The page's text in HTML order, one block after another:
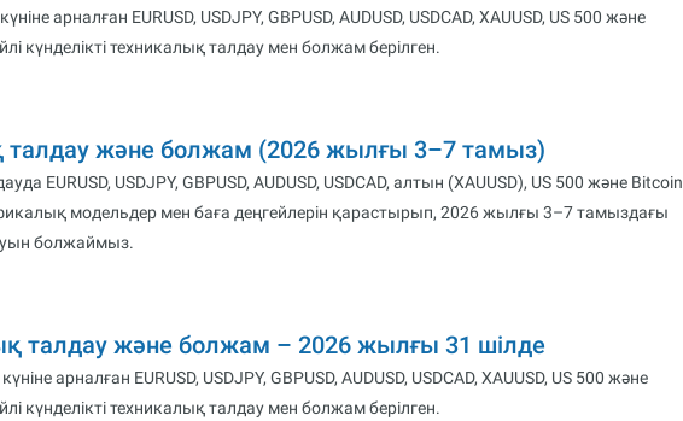
арналған EURUSD, USDJPY, GBPUSD, AUDUSD, USDCAD, XAUUSD, US 500 және
күнделікті техникалық талдау мен болжам берілген.
талдау және болжам (2026 жылғы 3–7 тамыз)
EURUSD, USDJPY, GBPUSD, AUDUSD, USDCAD, алтын (XAUUSD), US 500 және Bitcoin
модельдер мен баға деңгейлерін қарастырып, 2026 жылғы 3–7 тамыздағы
болжаймыз.
талдау және болжам – 2026 жылғы 31 шілде
арналған EURUSD, USDJPY, GBPUSD, AUDUSD, USDCAD, XAUUSD, US 500 және
күнделікті техникалық талдау мен болжам берілген.